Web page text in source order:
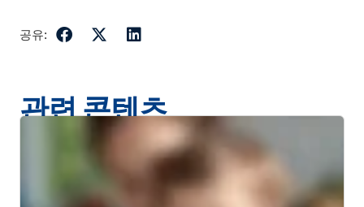
공유:
관련 콘텐츠